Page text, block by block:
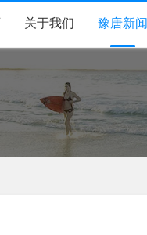
关于我们 豫唐新闻